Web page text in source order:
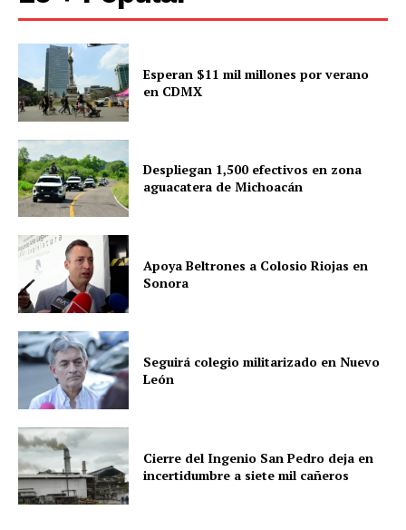
Esperan $11 mil millones por verano
en CDMX
Despliegan 1,500 efectivos en zona
aguacatera de Michoacán
Apoya Beltrones a Colosio Riojas en
Sonora
Seguirá colegio militarizado en Nuevo
León
Cierre del Ingenio San Pedro deja en
incertidumbre a siete mil cañeros